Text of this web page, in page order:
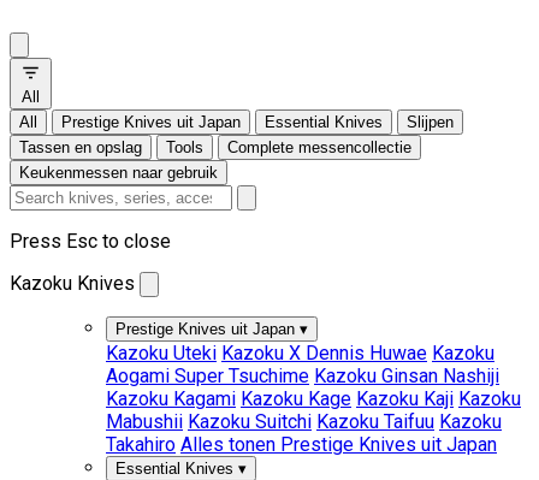
All
All
Prestige Knives uit Japan Essential Knives
Slijpen
Tassen en opslag
Tools
Complete messencollectie
Keukenmessen naar gebruik
Press Esc to close
Kazoku Knives
Prestige Knives uit Japan ▾
Kazoku Uteki Kazoku X Dennis Huwae Kazoku
Aogami Super Tsuchime Kazoku Ginsan Nashiji
Kazoku Kagami Kazoku Kage Kazoku Kaji Kazoku
Mabushii Kazoku Suitchi Kazoku Taifuu Kazoku
Takahiro Alles tonen Prestige Knives uit Japan
Essential Knives ▾